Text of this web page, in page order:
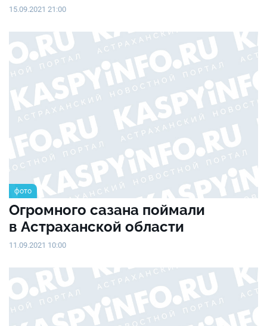
15.09.2021 21:00
фото
Огромного сазана поймали
в Астраханской области
11.09.2021 10:00